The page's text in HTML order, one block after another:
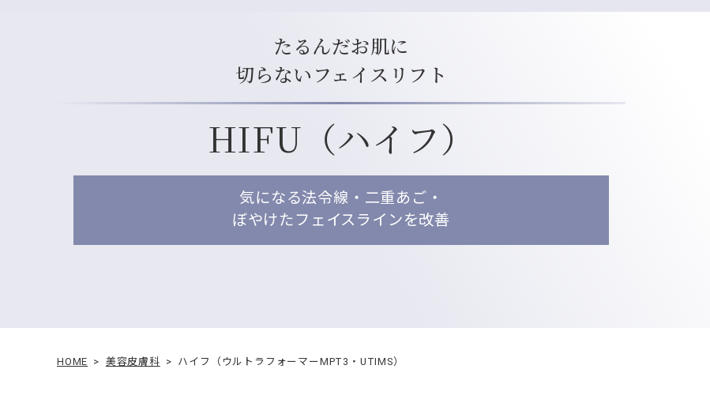
たるんだお肌に
切らないフェイスリフト
HIFU（ハイフ）
気になる法令線・二重あご・
ぼやけたフェイスラインを改善
HOME 美容皮膚科 ハイフ（ウルトラフォーマーMPT3・UTIMS）